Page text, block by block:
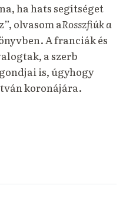
ha hats segítséget
olvasom aRosszfiúk a
A franciák és
a szerb
is, úgyhogy
koronájára.